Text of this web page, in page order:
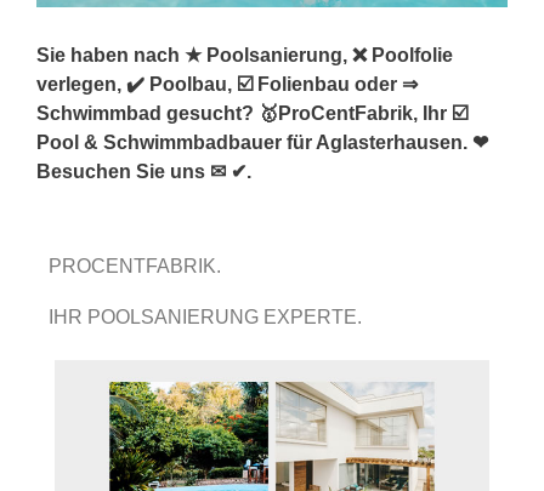
Sie haben nach ★ Poolsanierung, ❌ Poolfolie
verlegen, ✔️ Poolbau, ☑️ Folienbau oder ⇒
Schwimmbad gesucht? 🥇ProCentFabrik, Ihr ☑️
Pool & Schwimmbadbauer für Aglasterhausen. ❤
Besuchen Sie uns ✉ ✔.
PROCENTFABRIK.
IHR POOLSANIERUNG EXPERTE.